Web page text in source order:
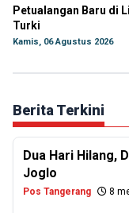
Petualangan Baru di
Turki
Kamis, 06 Agustus 2026
Berita Terkini
Dua Hari Hilang,
Joglo
Pos Tangerang 8